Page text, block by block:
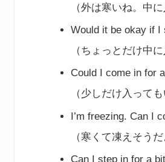
（外は寒いね。中
Would it be okay if I
（ちょっとだけ中
Could I come in for
（少しだけ入って
I’m freezing. Can I
（寒くて凍えそう
Can I step in for a